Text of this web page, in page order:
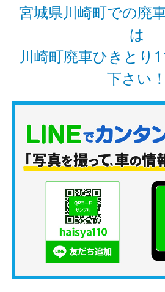
宮城県川崎町での廃
は
川崎町廃車ひきとり
下さい！